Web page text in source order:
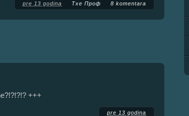
pre 13 godina Тхе Проф 8 komentara
+++
pre 13 godina